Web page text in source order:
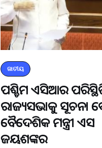
ଜାତୀୟ
ପଶ୍ଚିମ ଏସିଆର
ରାଜ୍ୟସଭାକୁ ସୂଚନା
ବୈଦେଶିକ ମନ୍ତ୍ରୀ ଏସ
ଜୟଶଙ୍କର